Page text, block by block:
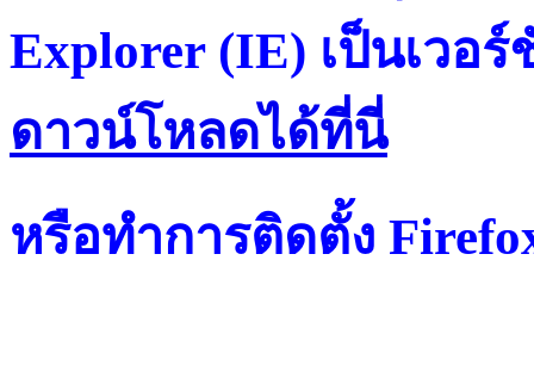
Explorer (IE) เป็นเวอ
ดาวน์โหลดได้ที่น
หรือทำการติดตั้ง